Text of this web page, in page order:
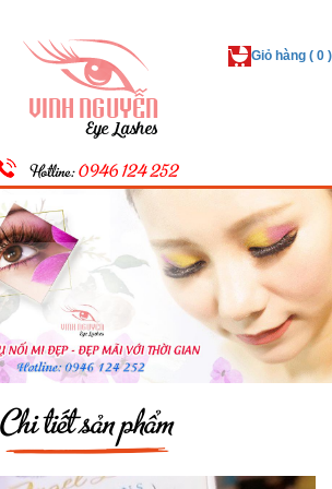
Hotline:0946 124 252
Giỏ hàng ( 0 )
Chi tiết sản phẩm